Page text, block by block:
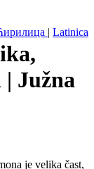
| Latinica
Južna